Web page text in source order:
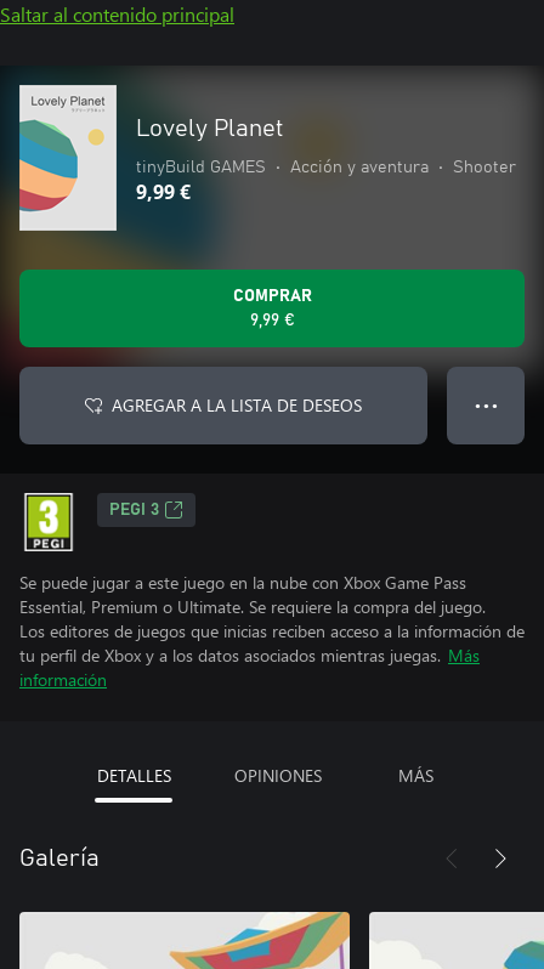
Saltar al contenido principal
Lovely Planet
tinyBuild GAMES • Acción y aventura • Shooter
9,99 €
COMPRAR
9,99 €
AGREGAR A LA LISTA DE DESEOS ● ● ●
PEGI 3
Se puede jugar a este juego en la nube con Xbox Game Pass
Essential, Premium o Ultimate. Se requiere la compra del juego.
Los editores de juegos que inicias reciben acceso a la información de
tu perfil de Xbox y a los datos asociados mientras juegas. Más
información
DETALLES OPINIONES MÁS
Galería